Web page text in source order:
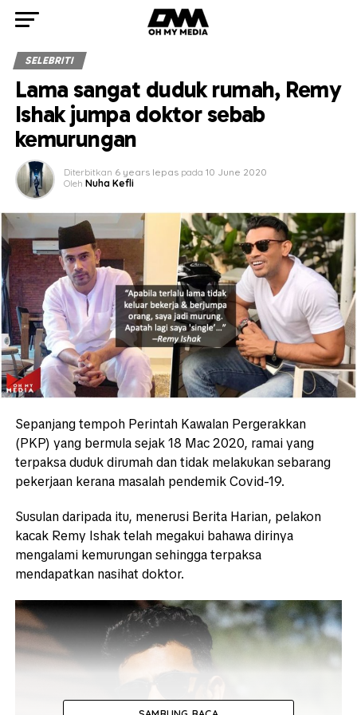
SELEBRITI
Lama sangat duduk rumah, Remy
Ishak jumpa doktor sebab
kemurungan
Diterbitkan 6 years lepas pada 10 June 2020
Oleh Nuha Kefli
Sepanjang tempoh Perintah Kawalan Pergerakkan
(PKP) yang bermula sejak 18 Mac 2020, ramai yang
terpaksa duduk dirumah dan tidak melakukan sebarang
pekerjaan kerana masalah pendemik Covid-19.
Susulan daripada itu, menerusi Berita Harian, pelakon
kacak Remy Ishak telah megakui bahawa dirinya
mengalami kemurungan sehingga terpaksa
mendapatkan nasihat doktor.